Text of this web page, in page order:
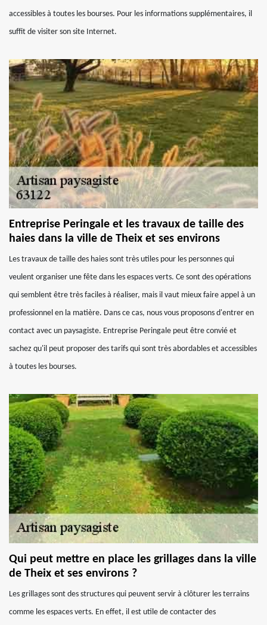
accessibles à toutes les bourses. Pour les informations supplémentaires, il
suffit de visiter son site Internet.
Entreprise Peringale et les travaux de taille des
haies dans la ville de Theix et ses environs
Les travaux de taille des haies sont très utiles pour les personnes qui
veulent organiser une fête dans les espaces verts. Ce sont des opérations
qui semblent être très faciles à réaliser, mais il vaut mieux faire appel à un
professionnel en la matière. Dans ce cas, nous vous proposons d'entrer en
contact avec un paysagiste. Entreprise Peringale peut être convié et
sachez qu'il peut proposer des tarifs qui sont très abordables et accessibles
à toutes les bourses.
Qui peut mettre en place les grillages dans la ville
de Theix et ses environs ?
Les grillages sont des structures qui peuvent servir à clôturer les terrains
comme les espaces verts. En effet, il est utile de contacter des